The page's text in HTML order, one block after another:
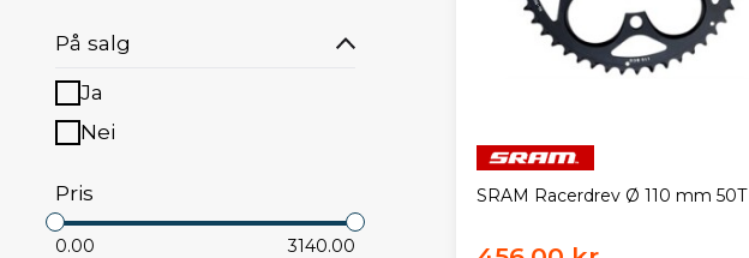
På salg
Ja
Nei
Pris
0.00 3140.00
SRAM Racerdrev Ø 110 mm 50T